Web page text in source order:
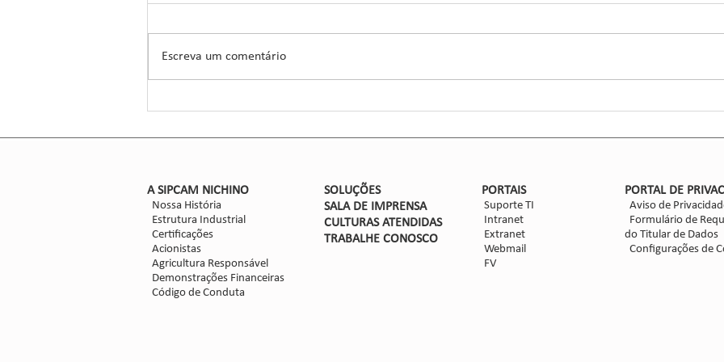
defensivos agrícolas, introduziu um
novo herbicida para o manejo do
Dalbulus maidis?
Escreva um comentário
​A SIPCAM NICHINO
Nossa História
Estrutura Industrial
Certificações
Acionistas
Agricultura Responsável
Demonstrações Financeiras
Código de Conduta
SOLUÇÕES
SALA DE IMPRENSA
CULTURAS ATENDIDAS
TRABALHE CONOSCO
PORTAIS
Suporte TI
Intranet
Extranet
Webmail
FV
PORTAL DE
Aviso de
Formulário de
do Titular de Dados
Configurações de